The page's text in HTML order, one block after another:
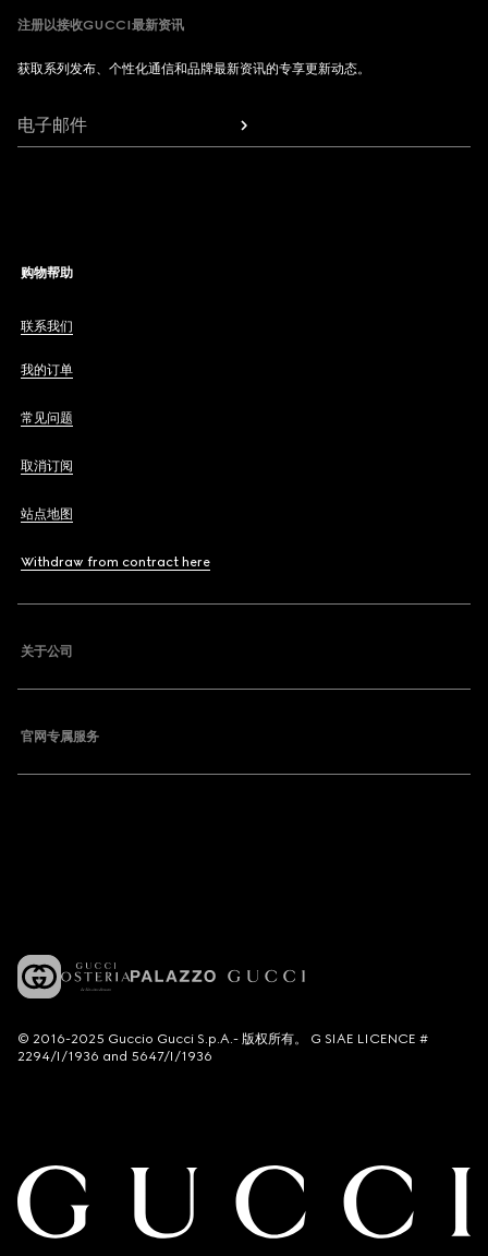
注册以接收GUCCI最新资讯
获取系列发布、个性化通信和品牌最新资讯的专享更新动态。
电子邮件
购物帮助
联系我们
我的订单
常见问题
取消订阅
站点地图
Withdraw from contract here
关于公司
官网专属服务
© 2016-2025 Guccio Gucci S.p.A.- 版权所有。 G SIAE LICENCE #
2294/I/1936 and 5647/I/1936